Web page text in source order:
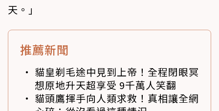
天。」
推薦新聞
貓皇剃毛途中見到上帝！全程閉眼冥
想原地升天超享受 9千萬人笑翻
貓頭鷹揮手向人類求救！真相讓全網